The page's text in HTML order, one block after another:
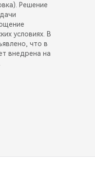
Решение
условиях. В
что в
внедрена на